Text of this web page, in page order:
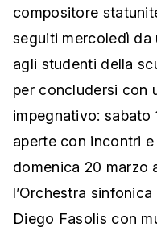
compositore
seguiti mercoledì da
agli studenti della
per concludersi con
impegnativo: sabato
aperte con incontri
domenica 20 marzo
l’Orchestra
Diego Fasolis con